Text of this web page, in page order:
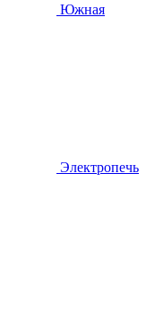
Южная
Электропечь